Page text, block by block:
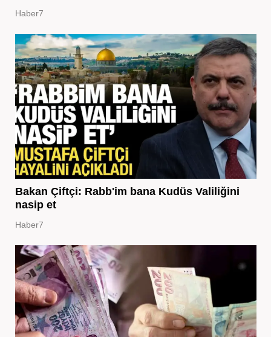
Haber7
Bakan Çiftçi: Rabb'im bana Kudüs Valiliğini
nasip et
Haber7